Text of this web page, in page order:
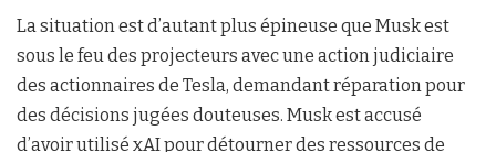
La situation est d’autant plus épineuse que Musk est
sous le feu des projecteurs avec une action judiciaire
des actionnaires de Tesla, demandant réparation pour
des décisions jugées douteuses. Musk est accusé
d’avoir utilisé xAI pour détourner des ressources de